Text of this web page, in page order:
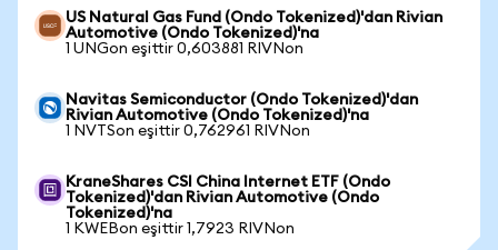
US Natural Gas Fund (Ondo Tokenized)'dan Rivian
Automotive (Ondo Tokenized)'na
1 UNGon eşittir 0,603881 RIVNon
Navitas Semiconductor (Ondo Tokenized)'dan
Rivian Automotive (Ondo Tokenized)'na
1 NVTSon eşittir 0,762961 RIVNon
KraneShares CSI China Internet ETF (Ondo
Tokenized)'dan Rivian Automotive (Ondo
Tokenized)'na
1 KWEBon eşittir 1,7923 RIVNon